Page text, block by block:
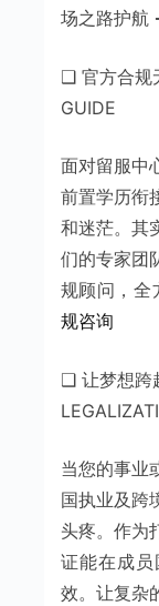
场之路护航
❑ 官方合规
GUIDE
面对留服中
前置学历衔
和迷茫。其
们的专家团
规顾问，
规咨询
❑ 让梦想跨
当您的事业
国执业及跨
头疼。作为
证能在成
效。让复杂